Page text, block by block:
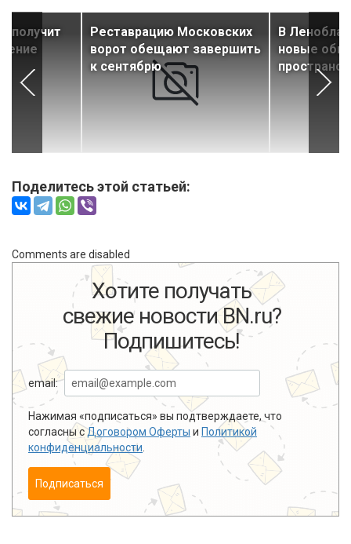
получит
Реставрацию Московских
ворот обещают завершить
к сентябрю
В
новые
Поделитесь этой статьей:
Comments are disabled
Хотите получать
свежие новости BN.ru?
Подпишитесь!
email:
Нажимая «подписаться» вы подтверждаете, что
согласны сДоговором Оферты и Политикой
конфиденциальности
Подписаться